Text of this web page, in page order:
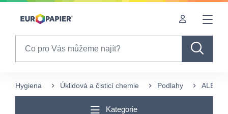
Table Of Content
Hygiena Úklidová a čisticí chemie Podlahy ALEX
Kategorie